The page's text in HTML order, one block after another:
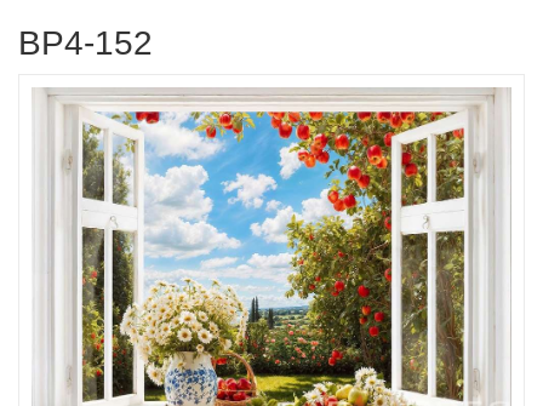
ВР4-152